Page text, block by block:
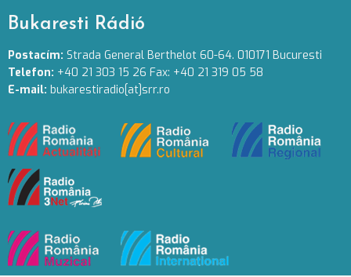
Bukaresti Rádió
Postacím: Strada General Berthelot 60-64. 010171 Bucuresti
Telefon: +40 21 303 15 26 Fax: +40 21 319 05 58
E-mail: bukarestiradio[at]srr.ro